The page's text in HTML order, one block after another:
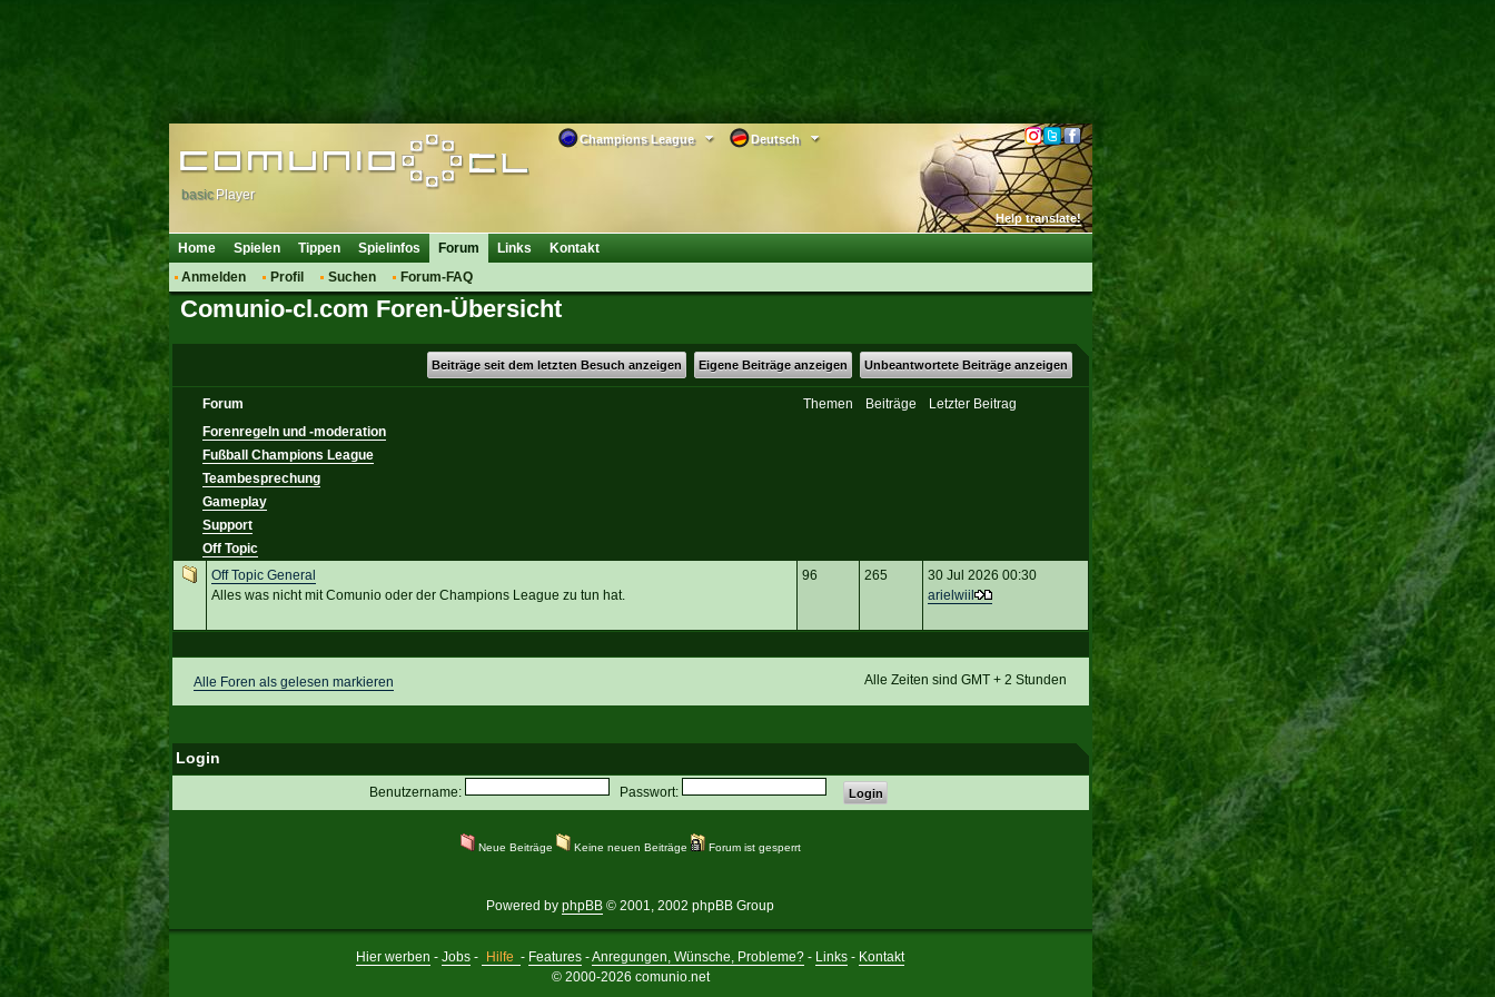
Deutsch
Champions League
Help translate!
basic Player
Home Spielen Tippen Spielinfos
Forum
Anmelden
Profil Suchen Forum-FAQ
Links Kontakt
Comunio-cl.com Foren-Übersicht
Beiträge seit dem letzten Besuch anzeigen Eigene Beiträge anzeigen Unbeantwortete Beiträge anzeigen
Forum Themen Beiträge
Letzter Beitrag
Forenregeln und -moderation
Fußball Champions League
Teambesprechung
Gameplay
Support
Off Topic
Off Topic General
Alles was nicht mit Comunio oder der Champions League zu tun hat.
96 265
30 Jul 2026 00:30
arielwiil
Alle Zeiten sind GMT + 2 Stunden
Alle Foren als gelesen markieren
Login
Benutzername: Passwort:
Neue Beiträge Keine neuen Beiträge Forum ist gesperrt
Powered by phpBB © 2001, 2002 phpBB Group
Hier werben - Jobs- Hilfe - Features -Anregungen, Wünsche, Probleme? - Links - Kontakt
© 2000-2026 comunio.net